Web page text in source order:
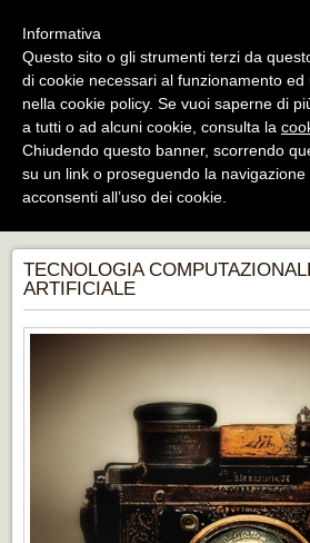
BLVE Project
HUB di servizi: arte,
formazione,
ARRIVA L' AI
TECNOLOGIA
ARTIFICIALE
Informativa
Questo sito o gli strumenti terzi da
di cookie necessari al funzionamento
nella cookie policy. Se vuoi saperne di
a tutti o ad alcuni cookie, consulta la
Chiudendo questo banner, scorrendo
su un link o proseguendo la navigazione
acconsenti all’uso dei cookie.